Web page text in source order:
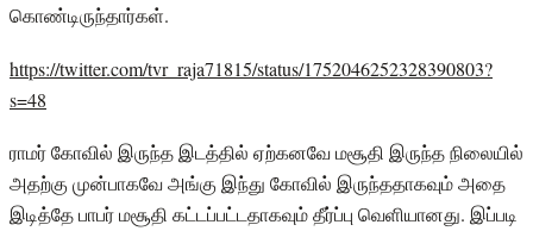
கொண்டிருந்தார்கள்.
https://twitter.com/tvr_raja71815/status/1752046252328390803?
s=48
ராமர் கோவில் இருந்த இடத்தில் ஏற்கனவே மசூதி இருந்த நிலையில்
அதற்கு முன்பாகவே அங்கு இந்து கோவில் இருந்ததாகவும் அதை
இடித்தே பாபர் மசூதி கட்டப்பட்டதாகவும் தீர்ப்பு வெளியானது. இப்படி